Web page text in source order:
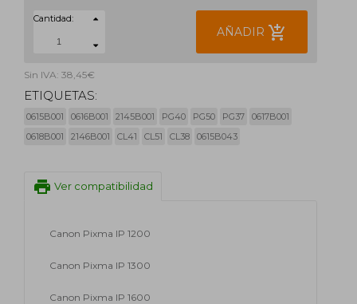
Cantidad:
AÑADIR add_shopping_cart
Sin IVA: 38,45€
ETIQUETAS:
0615B001 0616B001 2145B001 PG40 PG50 PG37
0617B001
0618B001
2146B001 CL41 CL51 CL38 0615B043
print Ver compatibilidad
Canon Pixma IP 1200
Canon Pixma IP 1300
Canon Pixma IP 1600